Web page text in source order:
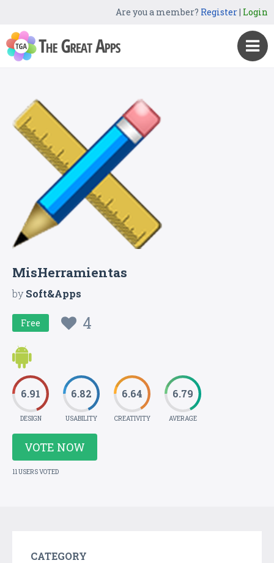
Are you a member? Register| Login
MisHerramientas
bySoft&Apps
Free 4
6.91
DESIGN
6.82
USABILITY
6.64
CREATIVITY
6.79
AVERAGE
VOTE NOW
11 USERS VOTED
CATEGORY